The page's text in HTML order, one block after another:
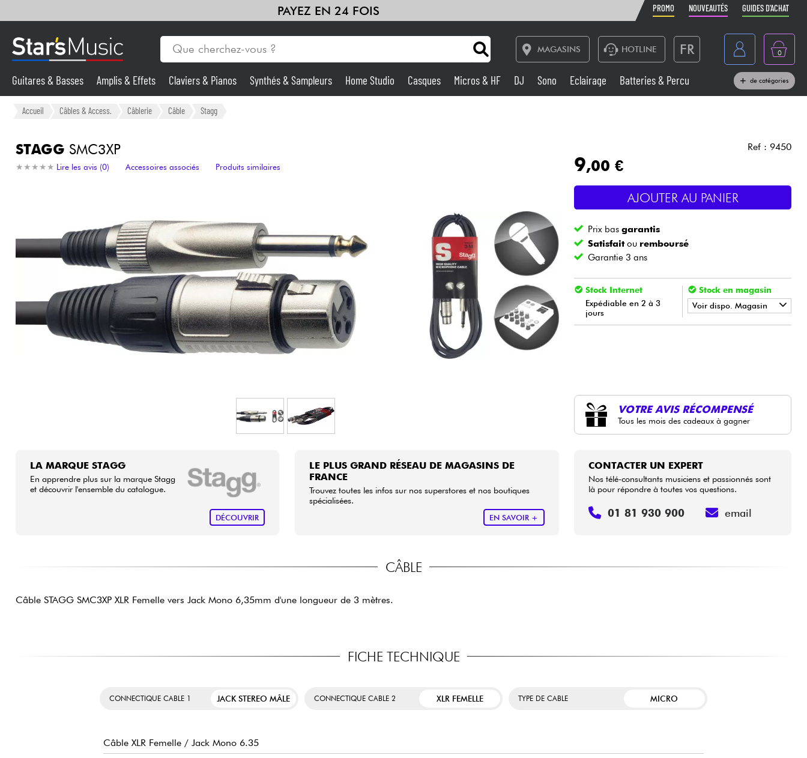
PAYEZ EN 24 FOIS PROMO NOUVEAUTÉS GUIDES D'ACHAT
MAGASINS HOTLINE FR
Belgique
België
Nederland
0
Guitares & Basses
Synthés & Sampleurs
Micros & HF Sono
Vents
Violons & Quatuor Eveil Musical Câbles & Access.
Voir nos marques
Guitares & Basses Amplis & Effets Claviers & Pianos Synthés & Sampleurs Home Studio Casques Micros & HF DJ Sono Eclairage
Batteries & Percu
de catégories
Accueil Câbles & Access. Câblerie Câble Stagg
STAGG SMC3XP
★ ★ ★ ★ ★
★ ★ ★ ★ ★ Lire les avis (0) Accessoires associés Produits similaires
Ref : 9450
9,00 €
AJOUTER AU PANIER
Prix basgarantis
Satisfaitou remboursé
Garantie 3 ans
Stock Internet
Expédiable en 2 à 3
jours
Stock en magasin
Voir dispo. Magasin
•
VOTRE AVIS RÉCOMPENSÉ
Tous les mois des cadeaux à gagner
LA MARQUE STAGG
En apprendre plus sur la marque Stagg
et découvrir l'ensemble du catalogue.
DÉCOUVRIR
LE PLUS GRAND RÉSEAU DE MAGASINS DE
FRANCE
Trouvez toutes les infos sur nos superstores et nos boutiques
spécialisées.
EN SAVOIR +
CONTACTER UN EXPERT
Nos télé-consultants musiciens et passionnés sont
là pour répondre à toutes vos questions.
01 81 930 900 email
CÂBLE
Câble STAGG SMC3XP XLR Femelle vers Jack Mono 6,35mm d'une longueur de 3 mètres.
FICHE TECHNIQUE
CONNECTIQUE CABLE 1 JACK STEREO MÂLE CONNECTIQUE CABLE 2 XLR FEMELLE TYPE DE CABLE MICRO
Câble XLR Femelle / Jack Mono 6.35